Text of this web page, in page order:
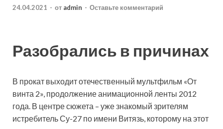
24.04.2021 - от admin - Оставьте комментарий
Разобрались в причинах
В прокат выходит отечественный мультфильм «От
винта 2», продолжение анимационной ленты 2012
года. В центре сюжета – уже знакомый зрителям
истребитель Су-27 по имени Витязь, которому на этот